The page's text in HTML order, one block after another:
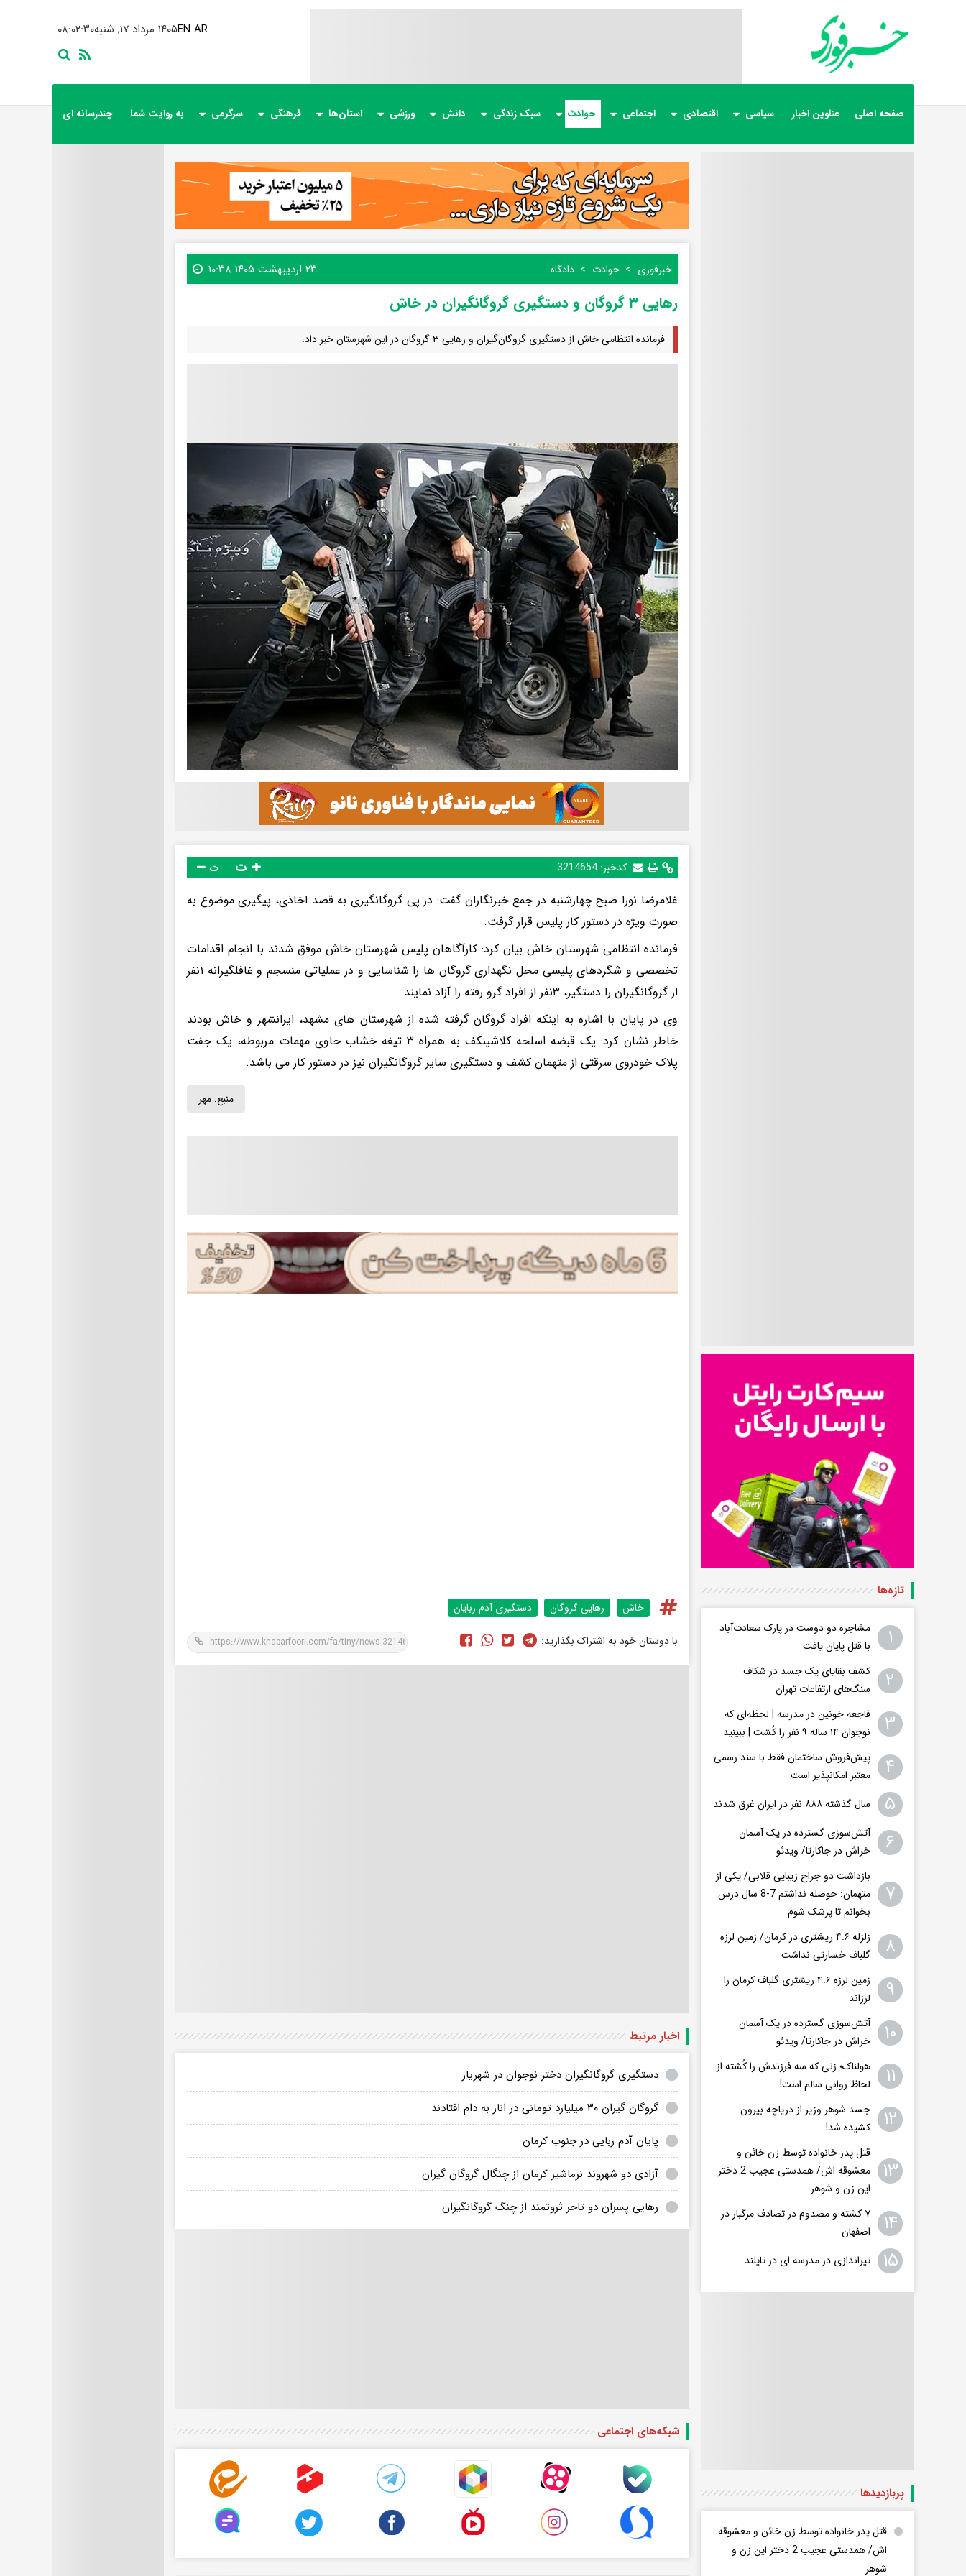
۰۸:۰۲:۳۱ ۱۴۰۵ مرداد ۱۷, شنبهEN AR
صفحه اصلی عناوین اخبار سیاسی اقتصادی اجتماعی حوادث سبک زندگی دانش ورزشی استان‌ها فرهنگی سرگرمی به روایت شما چندرسانه ای
خبرفوری حوادث دادگاه ۲۳ اردیبهشت ۱۴۰۵ ۱۰:۳۸
رهایی ۳ گروگان و دستگیری گروگانگیران در خاش
فرمانده انتظامی خاش از دستگیری گروگان‌گیران و رهایی ۳ گروگان در این شهرستان خبر داد.
کدخبر:3214654 ت
غلامرضا نورا صبح چهارشنبه در جمع خبرنگاران گفت: در پی گروگانگیری به قصد اخاذی، پیگیری موضوع به
صورت ویژه در دستور کار پلیس قرار گرفت.
فرمانده انتظامی شهرستان خاش بیان کرد: کارآگاهان پلیس شهرستان خاش موفق شدند با انجام اقدامات
تخصصی و شگردهای پلیسی محل نگهداری گروگان ها را شناسایی و در عملیاتی منسجم و غافلگیرانه ۱نفر
از گروگانگیران را دستگیر، ۳نفر از افراد گرو رفته را آزاد نمایند.
وی در پایان با اشاره به اینکه افراد گروگان گرفته شده از شهرستان های مشهد، ایرانشهر و خاش بودند
خاطر نشان کرد: یک قبضه اسلحه کلاشینکف به همراه ۳ تیغه خشاب حاوی مهمات مربوطه، یک جفت
پلاک خودروی سرقتی از متهمان کشف و دستگیری سایر گروگانگیران نیز در دستور کار می باشد.
منبع: مهر
خاش رهایی گروگان دستگیری آدم ربایان
با دوستان خود به اشتراک بگذارید:
اخبار مرتبط
دستگیری گروگانگیران دختر نوجوان در شهریار
گروگان گیران ۳۰ میلیارد تومانی در انار به دام افتادند
پایان آدم ربایی در جنوب کرمان
آزادی دو شهروند نرماشیر کرمان از چنگال گروگان گیران
رهایی پسران دو تاجر ثروتمند از چنگ گروگانگیران
شبکه‌های اجتماعی
تازه‌ها
۱
مشاجره دو دوست در پارک سعادت‌آباد
با قتل پایان یافت
۲
کشف بقایای یک جسد در شکاف
سنگ‌های ارتفاعات تهران
۳
فاجعه خونین در مدرسه | لحظه‌ای که
نوجوان ۱۴ ساله ۹ نفر را کُشت | ببینید
۴
پیش‌فروش ساختمان فقط با سند رسمی
معتبر امکانپذیر است
۵ سال گذشته ۸۸۸ نفر در ایران غرق شدند
۶
​​​​​​​آتش‌سوزی گسترده در یک آسمان
خراش در جاکارتا/ ویدئو
۷
بازداشت دو جراح زیبایی قلابی/ یکی از
متهمان: حوصله نداشتم 7-8 سال درس
بخوانم تا پزشک شوم
۸
زلزله ۴.۶ ریشتری در کرمان/ زمین لرزه
گلباف خسارتی نداشت
۹
زمین لرزه ۴.۶ ریشتری گلباف کرمان را
لرزاند
۱۰
​​​​​​​آتش‌سوزی گسترده در یک آسمان
خراش در جاکارتا/ ویدئو
۱۱
هولناک؛ زنی که سه فرزندش را کُشته از
لحاظ روانی سالم است!
۱۲
جسد شوهر وزیر از دریاچه بیرون
کشیده شد!
۱۳
قتل پدر خانواده توسط زن خائن و
معشوقه اش/ همدستی عجیب 2 دختر
این زن و شوهر
۱۴
۷ کشته و مصدوم در تصادف مرگبار در
اصفهان
۱۵ تیراندازی در مدرسه ای در تایلند
پربازدید‌ها
قتل پدر خانواده توسط زن خائن و معشوقه
اش/ همدستی عجیب 2 دختر این زن و
شوهر